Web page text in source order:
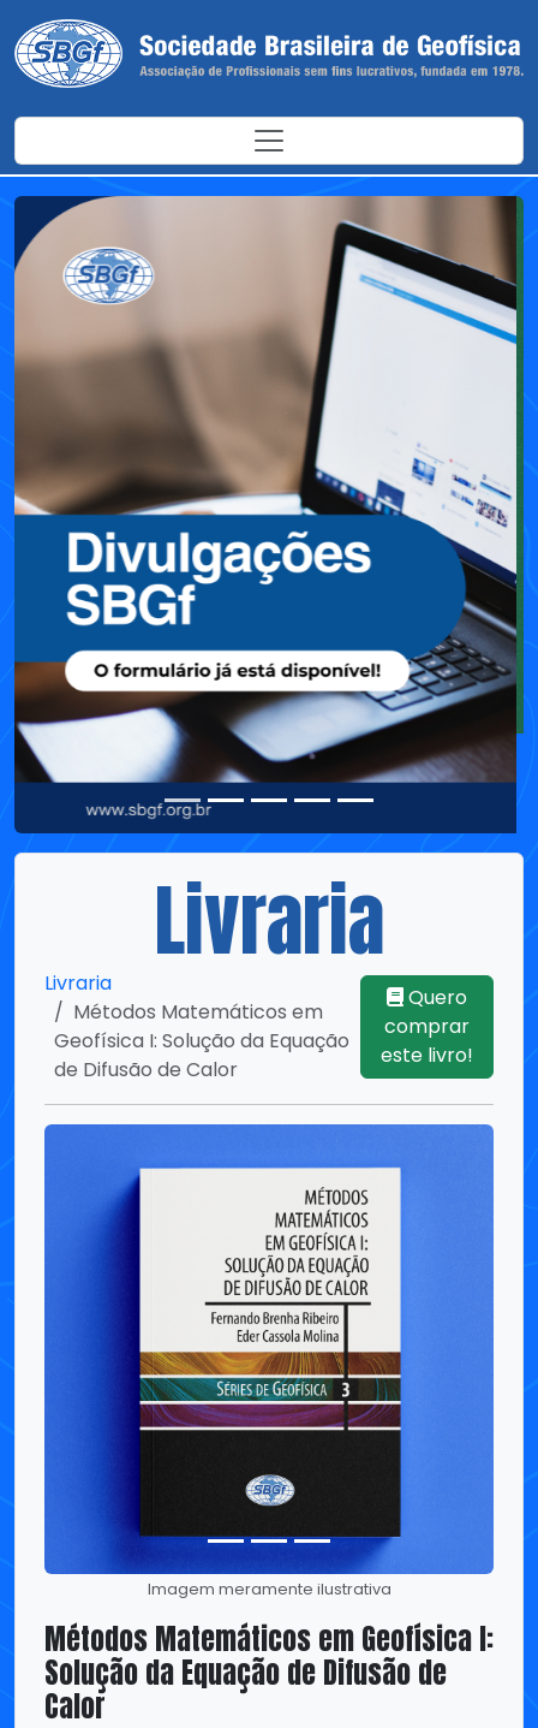
Antes
Livraria
Métodos Matemáticos em
Geofísica I: Solução da Equação
de Difusão de Calor
este livro!
Imagem meramente ilustrativa
Métodos Matemáticos em Geofísica I:
Solução da Equação de Difusão de
Séries de Geofísica
Fernando Brenha Ribeiro e Eder
Cassola Molina